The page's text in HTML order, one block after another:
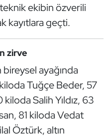
ekibin özverili
kayıtlara geçti.
zirve
ayağında
Tuğçe Beder, 57
Salih Yıldız, 63
81 kiloda Vedat
Öztürk, altın